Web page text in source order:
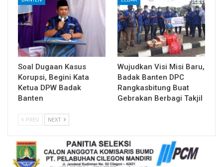
Soal Dugaan Kasus
Korupsi, Begini Kata
Ketua DPW Badak
Banten
Wujudkan Visi Misi Baru,
Badak Banten DPC
Rangkasbitung Buat
Gebrakan Berbagi Takjil
PREV NEXT